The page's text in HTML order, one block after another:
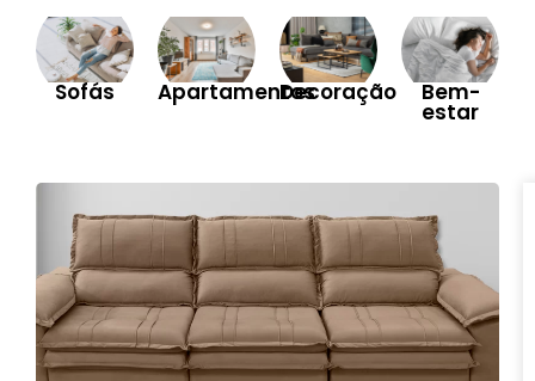
Sofás ApartamentosDecoração Bem-
estar